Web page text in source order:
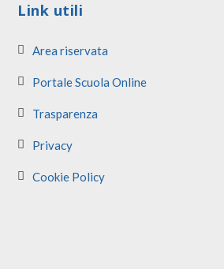
Link utili
Area riservata
Portale Scuola Online
Trasparenza
Privacy
Cookie Policy